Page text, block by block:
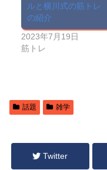
ルと横川式の筋トレ
の紹介
2023年7月19日
筋トレ
話題 雑学
Twitter